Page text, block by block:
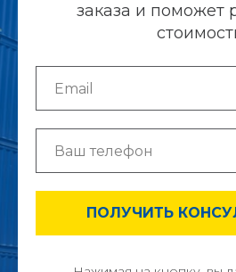
заказа и поможет
ПОЛУЧИТЬ